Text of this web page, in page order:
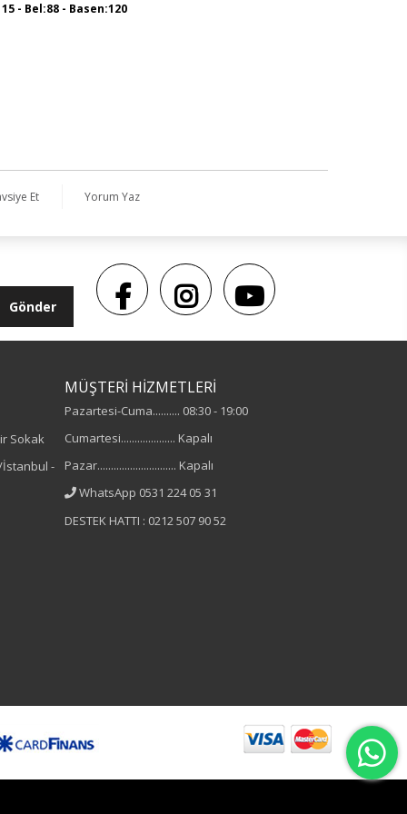
- Bel:88 - Basen:120
Et Yorum Yaz
Gönder
Sokak
İstanbul -
MÜŞTERİ HİZMETLERİ
Pazartesi-Cuma.......... 08:30 - 19:00
Cumartesi.................... Kapalı
Pazar............................. Kapalı
WhatsApp 0531 224 05 31
DESTEK HATTI : 0212 507 90 52